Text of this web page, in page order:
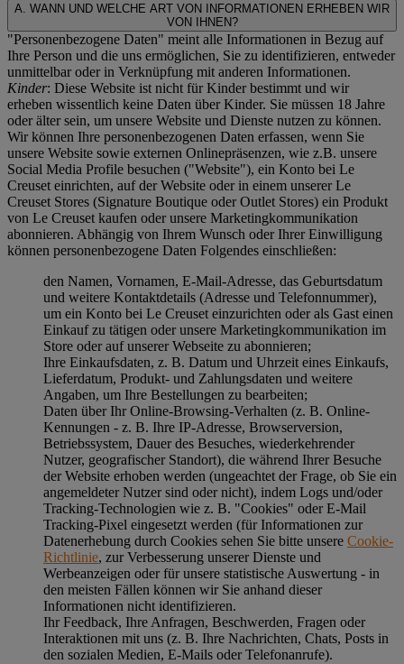
A. WANN UND WELCHE ART VON INFORMATIONEN ERHEBEN WIR
VON IHNEN?
"Personenbezogene Daten" meint alle Informationen in Bezug auf
Ihre Person und die uns ermöglichen, Sie zu identifizieren, entweder
unmittelbar oder in Verknüpfung mit anderen Informationen.
Kinder: Diese Website ist nicht für Kinder bestimmt und wir
erheben wissentlich keine Daten über Kinder. Sie müssen 18 Jahre
oder älter sein, um unsere Website und Dienste nutzen zu können.
Wir können Ihre personenbezogenen Daten erfassen, wenn Sie
unsere Website sowie externen Onlinepräsenzen, wie z.B. unsere
Social Media Profile besuchen ("Website"), ein Konto bei Le
Creuset einrichten, auf der Website oder in einem unserer Le
Creuset Stores (Signature Boutique oder Outlet Stores) ein Produkt
von Le Creuset kaufen oder unsere Marketingkommunikation
abonnieren. Abhängig von Ihrem Wunsch oder Ihrer Einwilligung
können personenbezogene Daten Folgendes einschließen:
den Namen, Vornamen, E-Mail-Adresse, das Geburtsdatum
und weitere Kontaktdetails (Adresse und Telefonnummer),
um ein Konto bei Le Creuset einzurichten oder als Gast einen
Einkauf zu tätigen oder unsere Marketingkommunikation im
Store oder auf unserer Webseite zu abonnieren;
Ihre Einkaufsdaten, z. B. Datum und Uhrzeit eines Einkaufs,
Lieferdatum, Produkt- und Zahlungsdaten und weitere
Angaben, um Ihre Bestellungen zu bearbeiten;
Daten über Ihr Online-Browsing-Verhalten (z. B. Online-
Kennungen - z. B. Ihre IP-Adresse, Browserversion,
Betriebssystem, Dauer des Besuches, wiederkehrender
Nutzer, geografischer Standort), die während Ihrer Besuche
der Website erhoben werden (ungeachtet der Frage, ob Sie ein
angemeldeter Nutzer sind oder nicht), indem Logs und/oder
Tracking-Technologien wie z. B. "Cookies" oder E-Mail
Tracking-Pixel eingesetzt werden (für Informationen zur
Datenerhebung durch Cookies sehen Sie bitte unsere Cookie-
Richtlinie, zur Verbesserung unserer Dienste und
Werbeanzeigen oder für unsere statistische Auswertung - in
den meisten Fällen können wir Sie anhand dieser
Informationen nicht identifizieren.
Ihr Feedback, Ihre Anfragen, Beschwerden, Fragen oder
Interaktionen mit uns (z. B. Ihre Nachrichten, Chats, Posts in
den sozialen Medien, E-Mails oder Telefonanrufe).